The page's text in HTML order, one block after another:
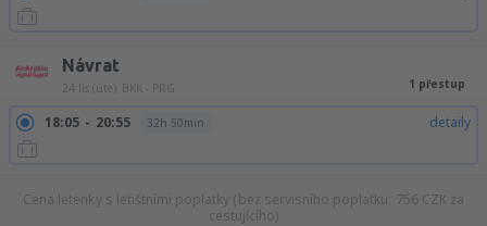
Návrat
24 lis (úte) BKK - PRG 1 přestup
18:05 20:55 32h 50min detaily
Cena letenky s letištními poplatky (bez servisního poplatku: 756 CZK za
cestujícího)